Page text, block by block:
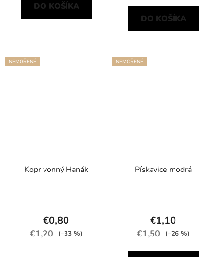
DO KOŠÍKA
DO KOŠÍKA
NEMOŘENÉ
Kopr vonný Hanák
€0,80
€1,20 (–33 %)
NEMOŘENÉ
Pískavice modrá
€1,10
€1,50 (–26 %)